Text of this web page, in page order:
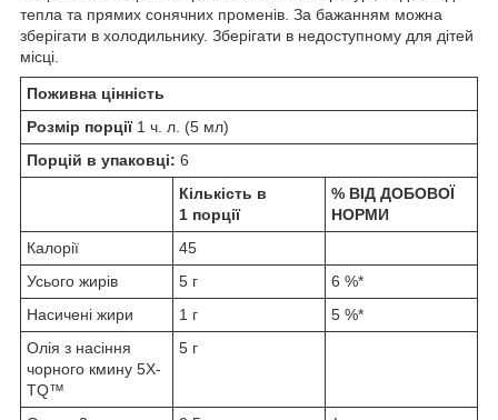
тепла та прямих сонячних променів. За бажанням можна
зберігати в холодильнику. Зберігати в недоступному для дітей
місці.
Поживна цінність
Розмір порції1 ч. л. (5 мл)
Порцій в упаковці: 6
Кількість в
1 порції
% ВІД ДОБОВОЇ
НОРМИ
Калорії
45
Усього жирів
5 г
6 %*
Насичені жири
1 г
5 %*
Олія з насіння
чорного кмину 5X-
TQ™
5 г